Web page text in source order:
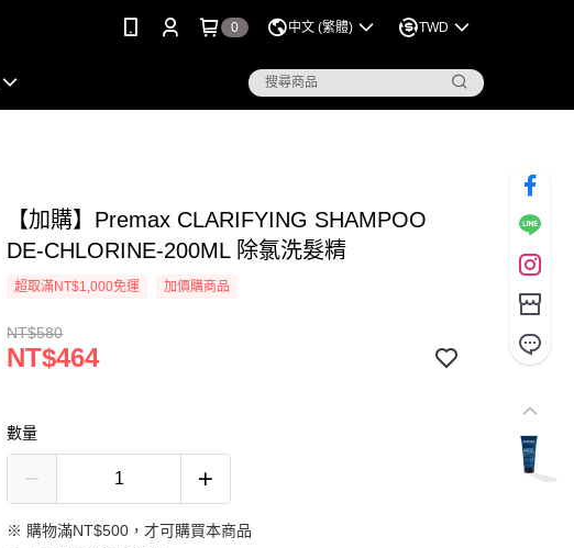
0 中文 (繁體) TWD
【加購】Premax CLARIFYING SHAMPOO
DE-CHLORINE-200ML 除氯洗髮精
超取滿NT$1,000免運 加價購商品
NT$580
NT$464
數量
※ 購物滿NT$500，才可購買本商品